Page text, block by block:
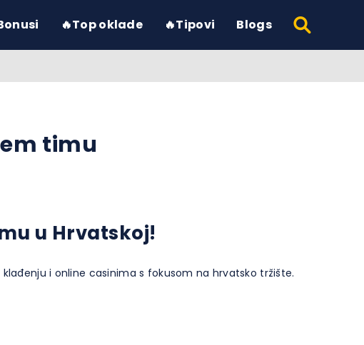
🔥Top oklade 🔥Tipovi Blogs
timu
u Hrvatskoj!
i online casinima s fokusom na hrvatsko tržište.